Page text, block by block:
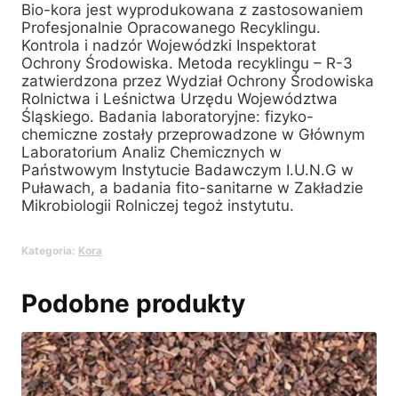
Bio-kora jest wyprodukowana z zastosowaniem
Profesjonalnie Opracowanego Recyklingu.
Kontrola i nadzór Wojewódzki Inspektorat
Ochrony Środowiska. Metoda recyklingu – R-3
zatwierdzona przez Wydział Ochrony Środowiska
Rolnictwa i Leśnictwa Urzędu Województwa
Śląskiego. Badania laboratoryjne: fizyko-
chemiczne zostały przeprowadzone w Głównym
Laboratorium Analiz Chemicznych w
Państwowym Instytucie Badawczym I.U.N.G w
Puławach, a badania fito-sanitarne w Zakładzie
Mikrobiologii Rolniczej tegoż instytutu.
Kategoria: Kora
Podobne produkty